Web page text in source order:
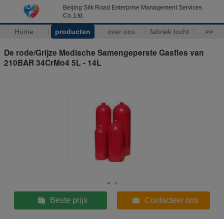
Beijing Silk Road Enterprise Management Services
Co.,Ltd.
Home producten over ons fabriek tocht >>
De rode/Grijze Medische Samengeperste Gasfles van
210BAR 34CrMo4 5L - 14L
Beste prijs Contacteer ons